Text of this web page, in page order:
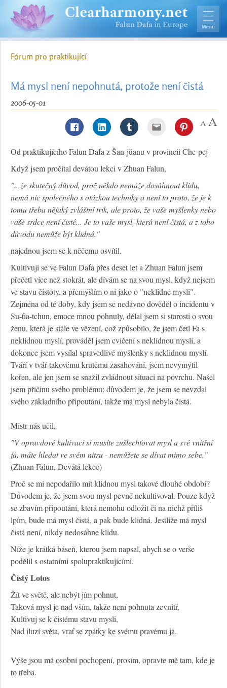
Fórum pro praktikující
Má mysl není nepohnutá, protože není čistá
2006-05-01
Od praktikujícího Falun Dafa z Šan-jüanu v provincii Che-pej
Když jsem pročítal devátou lekci v Zhuan Falun,
"...že skutečný důvod, proč někdo nemůže dosáhnout klidu,
nemá nic společného s otázkou techniky a není to proto, že je k
tomu třeba nějaký zvláštní trik, ale proto, že vaše myšlenky nebo
vaše srdce není čisté... Je to vaše mysl, která není čistá, a z toho
důvodu nemůže být klidná."
najednou jsem se k něčemu osvítil.
Kultivuji se ve Falun Dafa přes deset let a Zhuan Falun jsem
přečetl více než stokrát, ale dívám se na svou mysl, když nejsem
ve stavu čistoty, a přemýšlím o ní jako o "neklidné mysli".
Zejména od té doby, kdy jsem se nedávno dověděl o incidentu v
Su-ťia-tchun, emoce mnou pohnuly, dělal jsem si starosti o svou
ženu, která je stále ve vězení, což způsobilo, že jsem četl Fa s
neklidnou myslí, prováděl jsem cvičení s neklidnou myslí, a
dokonce jsem vysílal spravedlivé myšlenky s neklidnou myslí.
Tváří v tvář takovému krutému zasahování, jsem nevymýtil
kořen, ale jen jsem se snažil zvládnout situaci na povrchu. Našel
jsem příčinu svého problému: důvodem je, že jsem se nevzdal
svého základního připoutání, takže má mysl nebyla čistá.
Mistr nás učil,
"V opravdové kultivaci si musíte zušlechťovat mysl a své vnitřní
já, máte hledat ve svém nitru - nemůžete se dívat mimo sebe."
(Zhuan Falun, Devátá lekce)
Proč se mi nepodařilo mít klidnou mysl takové dlouhé období?
Důvodem je, že jsem svou mysl pevně nekultivoval. Pouze když
se zbavím připoutání, která nemohu odložit či na nichž příliš
lpím, bude má mysl čistá, a pak bude klidná. Jestliže má mysl
čistá není, nikdy nedosáhne klidu.
Níže je krátká báseň, kterou jsem napsal, abych se o verše
podělil s ostatními spolupraktikujícími.
Čistý Lotos
Žít ve světě, ale nebýt jím pohnut,
Taková mysl je nad vším, takže není pohnuta zevnitř,
Kultivuj se k čistému stavu mysli,
Nad iluzí světa, vrať se zpátky ke svému pravému já.
Výše jsou má osobní pochopení, prosím, opravte mě tam, kde je
to třeba.